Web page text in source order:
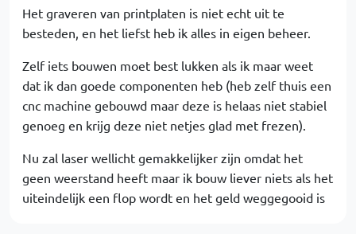
Het graveren van printplaten is niet echt uit te
besteden, en het liefst heb ik alles in eigen beheer.
Zelf iets bouwen moet best lukken als ik maar weet
dat ik dan goede componenten heb (heb zelf thuis een
cnc machine gebouwd maar deze is helaas niet stabiel
genoeg en krijg deze niet netjes glad met frezen).
Nu zal laser wellicht gemakkelijker zijn omdat het
geen weerstand heeft maar ik bouw liever niets als het
uiteindelijk een flop wordt en het geld weggegooid is